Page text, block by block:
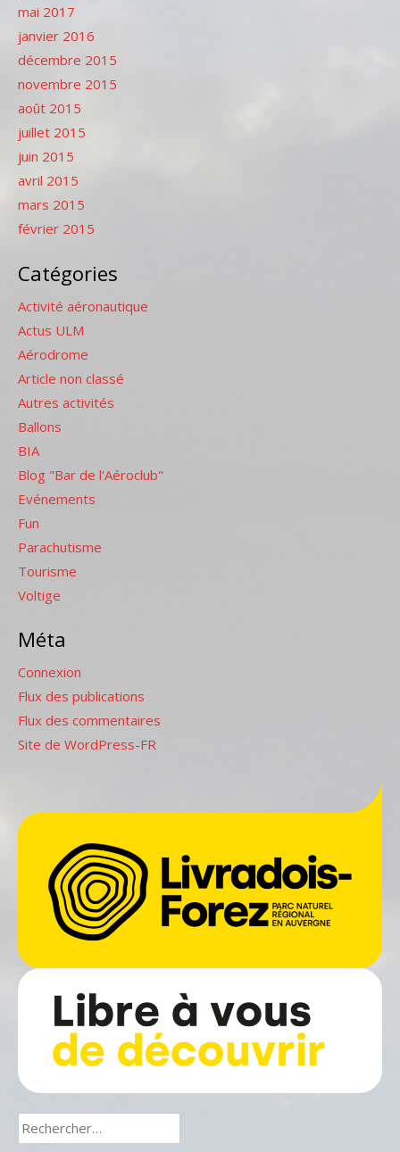
mai 2017
janvier 2016
décembre 2015
novembre 2015
août 2015
juillet 2015
juin 2015
avril 2015
mars 2015
février 2015
Catégories
Activité aéronautique
Actus ULM
Aérodrome
Article non classé
Autres activités
Ballons
BIA
Blog "Bar de l'Aéroclub"
Evénements
Fun
Parachutisme
Tourisme
Voltige
Méta
Connexion
Flux des publications
Flux des commentaires
Site de WordPress-FR
Rechercher :